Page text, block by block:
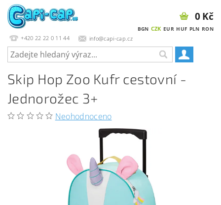
+420 22 22 0 11 44 info@capi-cap.cz
BGN CZK EUR HUF PLN RON
0 Kč
Skip Hop Zoo Kufr cestovní -
Jednorožec 3+
Neohodnoceno